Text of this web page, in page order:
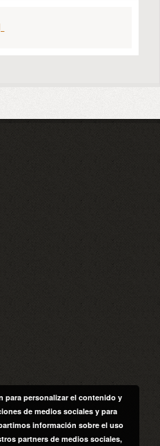
para personalizar el contenido y
de medios sociales y para
información sobre el uso
partners de medios sociales,